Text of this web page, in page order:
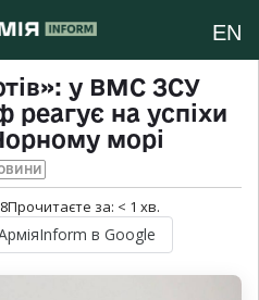
EN
у ВМС ЗСУ
реагує на успіхи
морі
Прочитаєте за: < 1 хв.
в Google